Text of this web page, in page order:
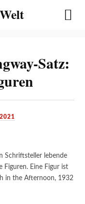
Satz:
Schriftsteller lebende
Figuren. Eine Figur ist
in the Afternoon, 1932